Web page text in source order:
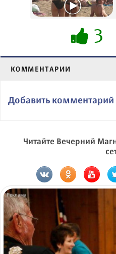
3
КОММЕНТАРИИ
Добавить комментарий
Читайте Вечерний